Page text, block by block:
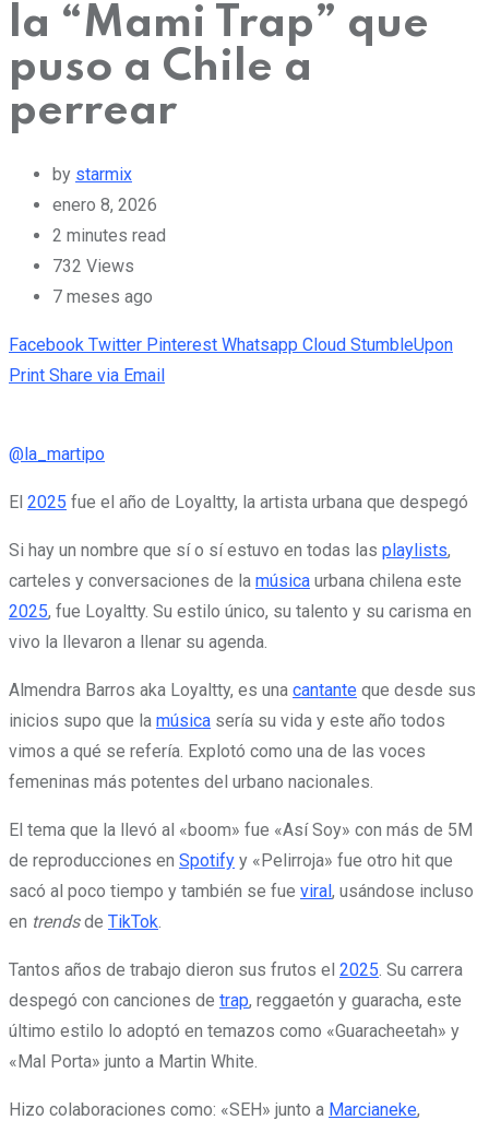
la “Mami Trap” que
puso a Chile a
perrear
by starmix
enero 8, 2026
2 minutes read
732 Views
7 meses ago
Facebook Twitter Pinterest Whatsapp Cloud StumbleUpon
Print Share via Email
@la_martipo
El 2025 fue el año de Loyaltty, la artista urbana que despegó
Si hay un nombre que sí o sí estuvo en todas las playlists,
carteles y conversaciones de la música urbana chilena este
2025, fue Loyaltty. Su estilo único, su talento y su carisma en
vivo la llevaron a llenar su agenda.
Almendra Barros aka Loyaltty, es una cantante que desde sus
inicios supo que la música sería su vida y este año todos
vimos a qué se refería. Explotó como una de las voces
femeninas más potentes del urbano nacionales.
El tema que la llevó al «boom» fue «Así Soy» con más de 5M
de reproducciones en Spotify y «Pelirroja» fue otro hit que
sacó al poco tiempo y también se fue viral, usándose incluso
en trendsde TikTok
Tantos años de trabajo dieron sus frutos el 2025 . Su carrera
despegó con canciones de trap, reggaetón y guaracha, este
último estilo lo adoptó en temazos como «Guaracheetah» y
«Mal Porta» junto a Martin White.
Hizo colaboraciones como: «SEH» junto a Marcianeke,